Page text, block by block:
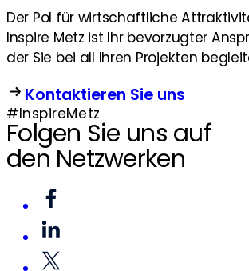
Der Pol für wirtschaftliche
Inspire Metz ist Ihr bevorzugter
der Sie bei all Ihren Projekten
Kontaktieren Sie uns
#InspireMetz
Folgen Sie uns auf
den Netzwerken